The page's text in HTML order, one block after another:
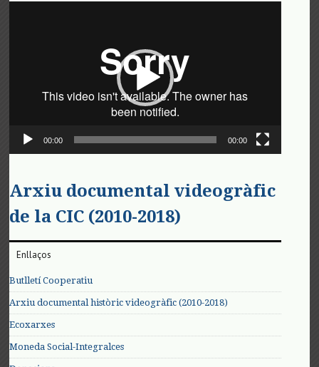
00:00 00:00
Arxiu documental videogràfic
de la CIC (2010-2018)
Enllaços
Butlletí Cooperatiu
Arxiu documental històric videogràfic (2010-2018)
Ecoxarxes
Moneda Social-Integralces